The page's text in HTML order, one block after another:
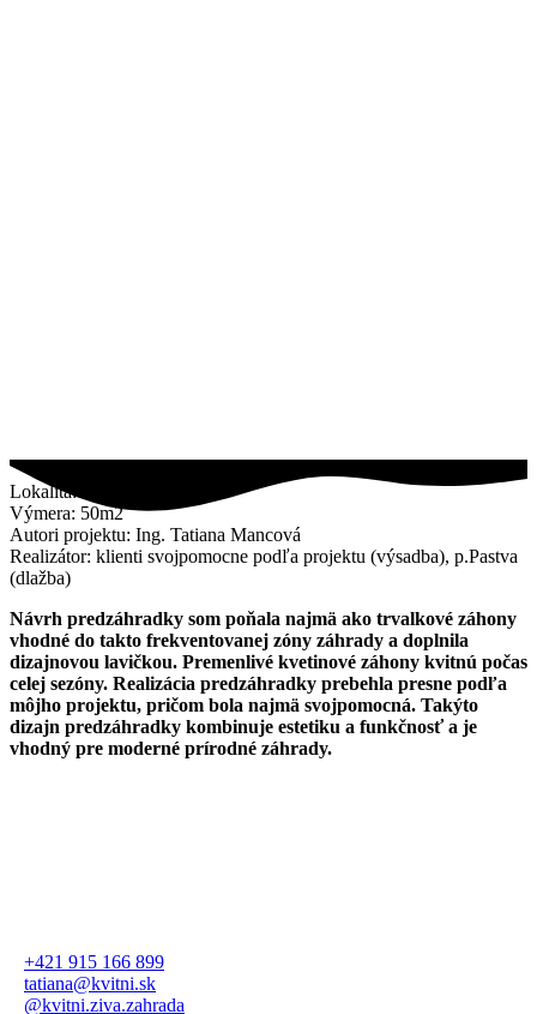
Lokalita: Cífer
Výmera: 50m2
Autori projektu: Ing. Tatiana Mancová
Realizátor: klienti svojpomocne podľa projektu (výsadba), p.Pastva
(dlažba)
Návrh predzáhradky som poňala najmä ako trvalkové záhony
vhodné do takto frekventovanej zóny záhrady a doplnila
dizajnovou lavičkou. Premenlivé kvetinové záhony kvitnú počas
celej sezóny. Realizácia predzáhradky prebehla presne podľa
môjho projektu, pričom bola najmä svojpomocná. Takýto
dizajn predzáhradky kombinuje estetiku a funkčnosť a je
vhodný pre moderné prírodné záhrady.
+421 915 166 899
tatiana@kvitni.sk
@kvitni.ziva.zahrada